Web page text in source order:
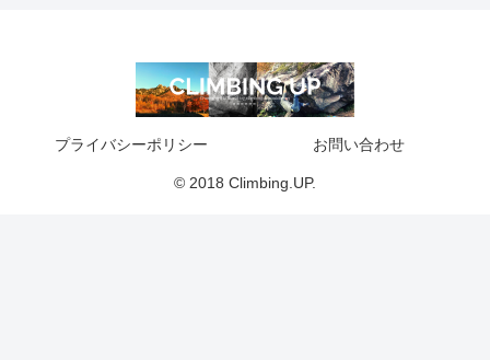
プライバシーポリシー お問い合わせ
© 2018 Climbing.UP.